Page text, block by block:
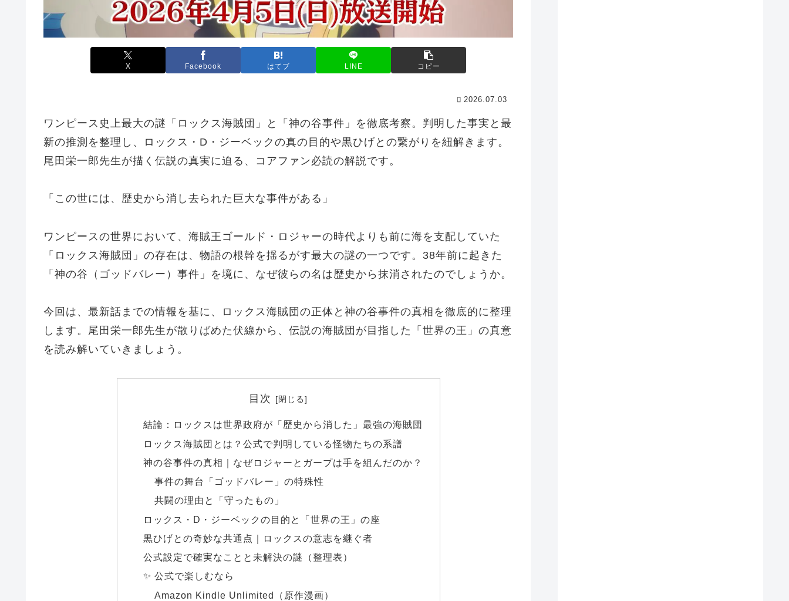
X Facebook はてブ LINE コピー
2026.07.03
ワンピース史上最大の謎「ロックス海賊団」と「神の谷事件」を徹底考察。判明した事実と最
新の推測を整理し、ロックス・D・ジーベックの真の目的や黒ひげとの繋がりを紐解きます。
尾田栄一郎先生が描く伝説の真実に迫る、コアファン必読の解説です。
「この世には、歴史から消し去られた巨大な事件がある」
ワンピースの世界において、海賊王ゴールド・ロジャーの時代よりも前に海を支配していた
「ロックス海賊団」の存在は、物語の根幹を揺るがす最大の謎の一つです。38年前に起きた
「神の谷（ゴッドバレー）事件」を境に、なぜ彼らの名は歴史から抹消されたのでしょうか。
今回は、最新話までの情報を基に、ロックス海賊団の正体と神の谷事件の真相を徹底的に整理
します。尾田栄一郎先生が散りばめた伏線から、伝説の海賊団が目指した「世界の王」の真意
を読み解いていきましょう。
目次
結論：ロックスは世界政府が「歴史から消した」最強の海賊団
ロックス海賊団とは？公式で判明している怪物たちの系譜
神の谷事件の真相｜なぜロジャーとガープは手を組んだのか？
事件の舞台「ゴッドバレー」の特殊性
共闘の理由と「守ったもの」
ロックス・D・ジーベックの目的と「世界の王」の座
黒ひげとの奇妙な共通点｜ロックスの意志を継ぐ者
公式設定で確実なことと未解決の謎（整理表）
✨ 公式で楽しむなら
Amazon Kindle Unlimited（原作漫画）